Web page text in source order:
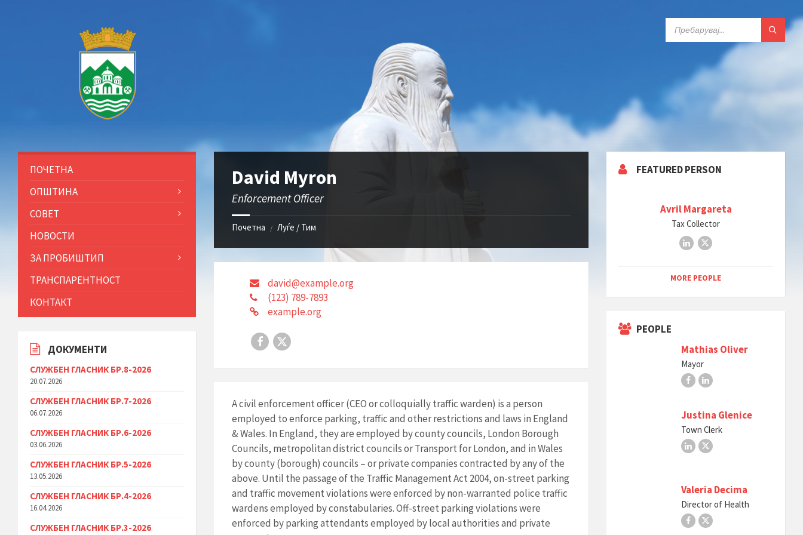
David Myron
Enforcement Officer
Почетна / Луѓе / Тим
david@example.org
(123) 789-7893
example.org
Facebook
X
A civil enforcement officer (CEO or colloquially traffic warden) is a person
employed to enforce parking, traffic and other restrictions and laws in England
& Wales. In England, they are employed by county councils, London Borough
Councils, metropolitan district councils or Transport for London, and in Wales
by county (borough) councils – or private companies contracted by any of the
above. Until the passage of the Traffic Management Act 2004, on-street parking
and traffic movement violations were enforced by non-warranted police traffic
wardens employed by constabularies. Off-street parking violations were
enforced by parking attendants employed by local authorities and private
ПОЧЕТНА
ОПШТИНА
СОВЕТ
НОВОСТИ
ЗА ПРОБИШТИП
ТРАНСПАРЕНТНОСТ
КОНТАКТ
ДОКУМЕНТИ
СЛУЖБЕН ГЛАСНИК БР.8-2026
20.07.2026
СЛУЖБЕН ГЛАСНИК БР.7-2026
06.07.2026
СЛУЖБЕН ГЛАСНИК БР.6-2026
03.06.2026
СЛУЖБЕН ГЛАСНИК БР.5-2026
13.05.2026
СЛУЖБЕН ГЛАСНИК БР.4-2026
16.04.2026
СЛУЖБЕН ГЛАСНИК БР.3-2026
FEATURED PERSON
Avril Margareta
Tax Collector
LinkedIn
X
MORE PEOPLE
PEOPLE
Mathias Oliver
Mayor
FacebookLinkedIn
Justina Glenice
Town Clerk
LinkedIn
X
Valeria Decima
Director of Health
Facebook
X